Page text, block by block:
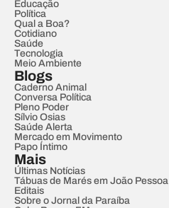
Educação
Política
Qual a Boa?
Cotidiano
Saúde
Tecnologia
Meio Ambiente
Blogs
Caderno Animal
Conversa Política
Pleno Poder
Sílvio Osias
Saúde Alerta
Mercado em Movimento
Papo Íntimo
Mais
Últimas Notícias
Tábuas de Marés em João Pessoa
Editais
Sobre o Jornal da Paraíba